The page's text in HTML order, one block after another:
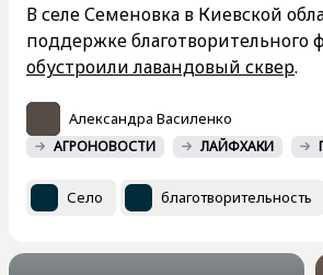
В селе Семеновка в Киевской
поддержке благотворительного
обустроили лавандовый сквер.
Александра Василенко
АГРОНОВОСТИ ЛАЙФХАКИ
Село благотворительность